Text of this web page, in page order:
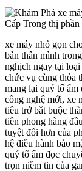
xe máy nhỏ gọn
bản thân mình
nghịch ngay tại
chức vụ cùng thỏa
mang lại quý tổ ấm
công nghệ mới, xe
tiêu trở bắt buộc
tiên phong hàng
tuyệt đối hơn của
hệ điều hành bảo
quý tổ ấm đọc
trọn niềm tin của